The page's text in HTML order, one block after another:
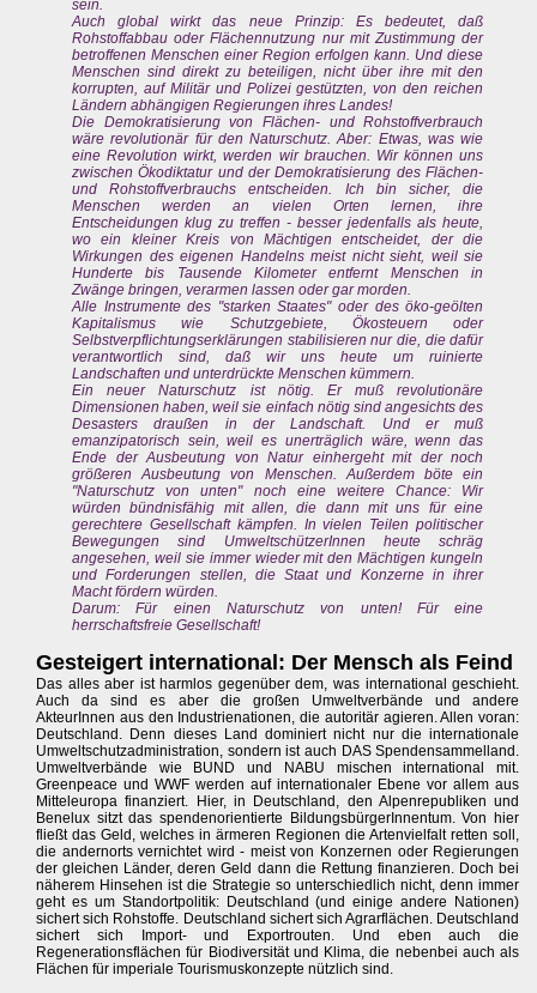
sein.
Auch global wirkt das neue Prinzip: Es bedeutet, daß
Rohstoffabbau oder Flächennutzung nur mit Zustimmung der
betroffenen Menschen einer Region erfolgen kann. Und diese
Menschen sind direkt zu beteiligen, nicht über ihre mit den
korrupten, auf Militär und Polizei gestützten, von den reichen
Ländern abhängigen Regierungen ihres Landes!
Die Demokratisierung von Flächen- und Rohstoffverbrauch
wäre revolutionär für den Naturschutz. Aber: Etwas, was wie
eine Revolution wirkt, werden wir brauchen. Wir können uns
zwischen Ökodiktatur und der Demokratisierung des Flächen-
und Rohstoffverbrauchs entscheiden. Ich bin sicher, die
Menschen werden an vielen Orten lernen, ihre
Entscheidungen klug zu treffen - besser jedenfalls als heute,
wo ein kleiner Kreis von Mächtigen entscheidet, der die
Wirkungen des eigenen Handelns meist nicht sieht, weil sie
Hunderte bis Tausende Kilometer entfernt Menschen in
Zwänge bringen, verarmen lassen oder gar morden.
Alle Instrumente des "starken Staates" oder des öko-geölten
Kapitalismus wie Schutzgebiete, Ökosteuern oder
Selbstverpflichtungserklärungen stabilisieren nur die, die dafür
verantwortlich sind, daß wir uns heute um ruinierte
Landschaften und unterdrückte Menschen kümmern.
Ein neuer Naturschutz ist nötig. Er muß revolutionäre
Dimensionen haben, weil sie einfach nötig sind angesichts des
Desasters draußen in der Landschaft. Und er muß
emanzipatorisch sein, weil es unerträglich wäre, wenn das
Ende der Ausbeutung von Natur einhergeht mit der noch
größeren Ausbeutung von Menschen. Außerdem böte ein
"Naturschutz von unten" noch eine weitere Chance: Wir
würden bündnisfähig mit allen, die dann mit uns für eine
gerechtere Gesellschaft kämpfen. In vielen Teilen politischer
Bewegungen sind UmweltschützerInnen heute schräg
angesehen, weil sie immer wieder mit den Mächtigen kungeln
und Forderungen stellen, die Staat und Konzerne in ihrer
Macht fördern würden.
Darum: Für einen Naturschutz von unten! Für eine
herrschaftsfreie Gesellschaft!
Gesteigert international: Der Mensch als Feind
Das alles aber ist harmlos gegenüber dem, was international geschieht.
Auch da sind es aber die großen Umweltverbände und andere
AkteurInnen aus den Industrienationen, die autoritär agieren. Allen voran:
Deutschland. Denn dieses Land dominiert nicht nur die internationale
Umweltschutzadministration, sondern ist auch DAS Spendensammelland.
Umweltverbände wie BUND und NABU mischen international mit.
Greenpeace und WWF werden auf internationaler Ebene vor allem aus
Mitteleuropa finanziert. Hier, in Deutschland, den Alpenrepubliken und
Benelux sitzt das spendenorientierte BildungsbürgerInnentum. Von hier
fließt das Geld, welches in ärmeren Regionen die Artenvielfalt retten soll,
die andernorts vernichtet wird - meist von Konzernen oder Regierungen
der gleichen Länder, deren Geld dann die Rettung finanzieren. Doch bei
näherem Hinsehen ist die Strategie so unterschiedlich nicht, denn immer
geht es um Standortpolitik: Deutschland (und einige andere Nationen)
sichert sich Rohstoffe. Deutschland sichert sich Agrarflächen. Deutschland
sichert sich Import- und Exportrouten. Und eben auch die
Regenerationsflächen für Biodiversität und Klima, die nebenbei auch als
Flächen für imperiale Tourismuskonzepte nützlich sind.